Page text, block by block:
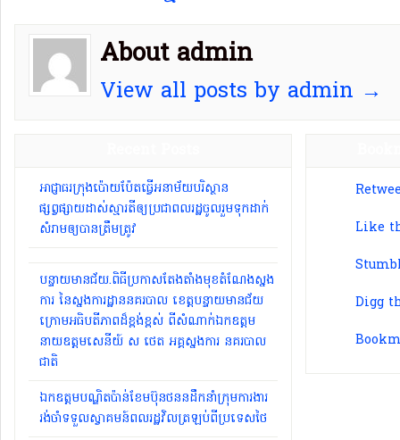
About admin
View all posts by admin →
អាជ្ញាធរ​ក្រុង​ប៉ោយប៉ែ​ត​ធ្វើ​អនាម័យ​បរិស្ថាន
ផ្សព្វផ្សាយ​ដាស់​ស្មារតី​ឲ្យ​ប្រជាពលរដ្ឋ​ចូលរួម​ទុកដាក់​
សំរាម​ឲ្យបាន​ត្រឹមត្រូវ​
បន្ទាយមានជ័យ.ពិធីប្រកាសតែងតាំងមុខតំណែងស្នង
ការ នៃស្នងការដ្ឋាននគរបាល ខេត្តបន្ទាយមានជ័យ
ក្រោមអធិបតីភាពដ៏ខ្ពង់ខ្ពស់ ពីសំណាក់ឯកឧត្តម
នាយឧត្តមសេនីយ៍ ស ថេត អគ្គស្នងការ នគរបាល
ជាតិ
ឯកឧត្តមបណ្ឌិតប៉ាន់ខែមប៊ុនថននដឹកនាំក្រុមការងារ
រង់ចាំទទួលស្វាគមន៍ពលរដ្ឋវិលត្រឡប់ពីប្រទេសថៃ
Like
Digg